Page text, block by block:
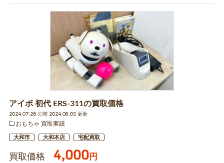
アイボ 初代 ERS-311の買取価格
2024.07.26 公開 2024.08.05 更新
おもちゃ 買取実績
大和市 大和本店 宅配買取
買取価格 4,000円